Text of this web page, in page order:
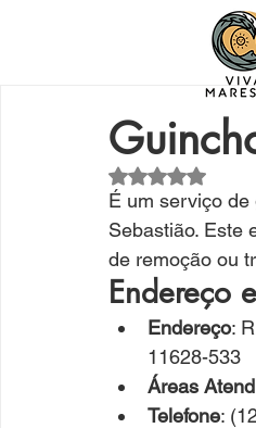
Avaliado com
É um serviço de
Sebastião. Este
de remoção ou
Endereço
Endereço:
11628-533
Áreas
Telefone: